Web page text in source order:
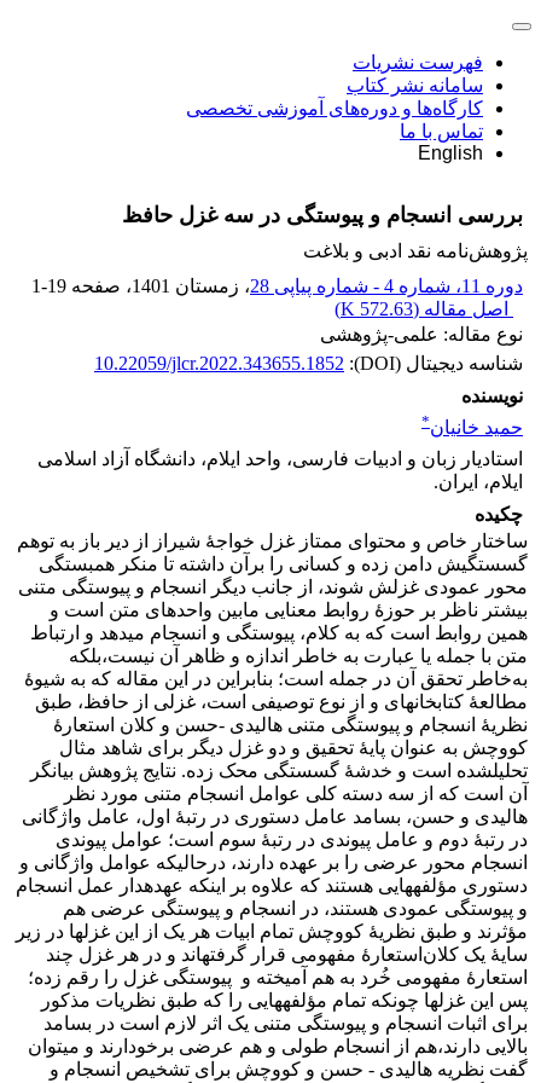
فهرست نشریات
سامانه نشر کتاب
کارگاه‌ها و دوره‌های آموزشی تخصصی
تماس با ما
English
بررسی انسجام و پیوستگی در سه غزل حافظ
پژوهش‌نامه نقد ادبی و بلاغت
دوره 11، شماره 4 - شماره پیاپی 28
، زمستان 1401 ، صفحه 1-19
اصل مقاله (572.63 K
)
نوع مقاله: علمی-پژوهشی
شناسه دیجیتال (DOI):
10.22059/jlcr.2022.343655.1852
نویسنده
حمید خانیان*
استادیار زبان و ادبیات فارسی، واحد ایلام، دانشگاه آزاد اسلامی
ایلام، ایران.
چکیده
ساختار خاص و محتوای ممتاز غزل خواجۀ شیراز از دیر باز به توهم
گسستگیش دامن زده و کسانی را برآن داشته تا منکر همبستگی
محور عمودی غزلش شوند، از جانب دیگر انسجام و پیوستگی متنی
بیشتر ناظر بر حوزۀ روابط معنایی مابین واحدهای متن است و
همین روابط است که به کلام، پیوستگی و انسجام می­دهد و ارتباط
متن با جمله یا عبارت به خاطر اندازه و ظاهر آن نیست،بلکه
به‌خاطر تحقق آن در جمله است؛ بنابراین در این مقاله که به­ شیوۀ
مطالعۀ کتاب­خانه­ای و از نوع توصیفی است، غزلی از حافظ، طبق
نظریۀ انسجام و پیوستگی متنی هالیدی -حسن و کلان استعارۀ
کووچش به عنوان پایۀ تحقیق و دو غزل دیگر برای شاهد مثال
تحلیل­شده­ است و خدشۀ گسستگی محک زده. نتایج پژوهش بیانگر
آن است که از سه دسته کلی عوامل انسجام متنی مورد نظر
هالیدی و حسن، بسامد عامل دستوری در رتبۀ اول، عامل واژگانی
در رتبۀ دوم و عامل پیوندی در رتبۀ سوم است؛ عوامل پیوندی
انسجام محور عرضی را بر عهده دارند، درحالی­که عوامل واژگانی و
دستوری مؤلفه­هایی هستند که علاوه بر این­که عهده­دار عمل انسجام
و پیوستگی عمودی هستند، در انسجام و پیوستگی عرضی هم
مؤثرند و طبق نظریۀ کووچش تمام ابیات هر یک از این غزل­ها در زیر
سایۀ یک کلان‌استعارۀ مفهومی قرار گرفته­اند و در هر غزل چند
استعارۀ مفهومی خُرد به هم آمیخته­ و پیوستگی غزل را رقم زده­؛
پس این غزل­ها چون­که تمام مؤلفه­هایی را که طبق نظریات مذکور
برای اثبات انسجام و پیوستگی متنی یک اثر لازم است در بسامد
بالایی دارند،هم از انسجام طولی و هم عرضی برخودارند و می­توان
گفت نظریه هالیدی - حسن و کووچش برای تشخیص انسجام و